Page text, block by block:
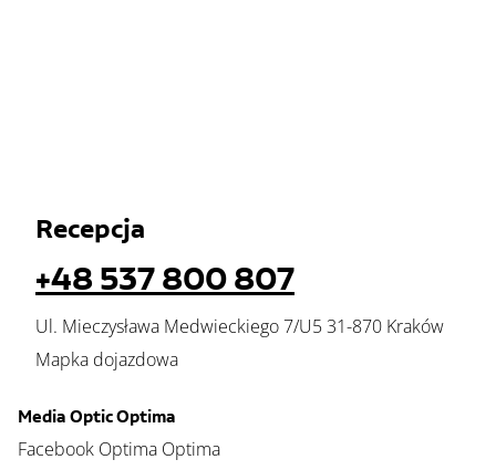
Recepcja
+48 537 800 807
Ul. Mieczysława Medwieckiego 7/U5 31-870 Kraków
Mapka dojazdowa
Media Optic Optima
Facebook Optima Optima